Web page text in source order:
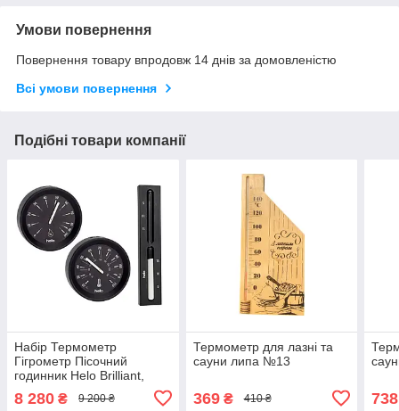
Умови повернення
Повернення товару впродовж 14 днів за домовленістю
Всі умови повернення
Подібні товари компанії
Набір Термометр
Гігрометр Пісочний
годинник Helo Brilliant,
чорний для лазні та сауни
8 280 ₴ 9 200 ₴
Термометр для лазні та
сауни липа №13
369₴ 410 ₴ 738